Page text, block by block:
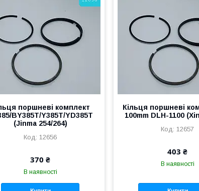
поршневі комплект
BY385T/Y385T/YD385T
(Jinma 254/264)
12656
370 ₴
В наявності
Кільця поршневі
100mm DLH-1100
12657
403 ₴
В наявності